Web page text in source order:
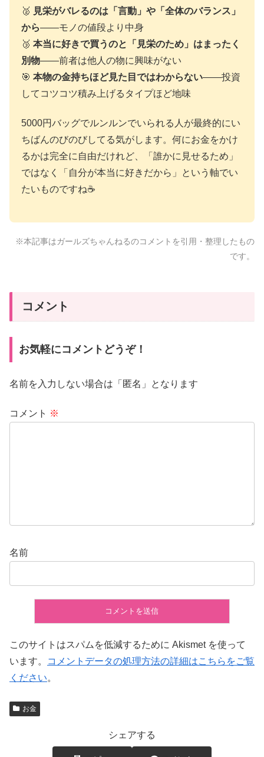
🥈 見栄がバレるのは「言動」や「全体のバランス」
から——モノの値段より中身
🥉 本当に好きで買うのと「見栄のため」はまったく
別物——前者は他人の物に興味がない
🎯 本物の金持ちほど見た目ではわからない——投資
してコツコツ積み上げるタイプほど地味
5000円バッグでルンルンでいられる人が最終的にい
ちばんのびのびしてる気がします。何にお金をかけ
るかは完全に自由だけれど、「誰かに見せるため」
ではなく「自分が本当に好きだから」という軸でい
たいものですね☕
※本記事はガールズちゃんねるのコメントを引用・整理したもの
です。
コメント
お気軽にコメントどうぞ！
名前を入力しない場合は「匿名」となります
コメント ※
名前
このサイトはスパムを低減するために Akismet を使って
います。
コメントデータの処理方法の詳細はこちらをご覧
ください。
お金
シェアする